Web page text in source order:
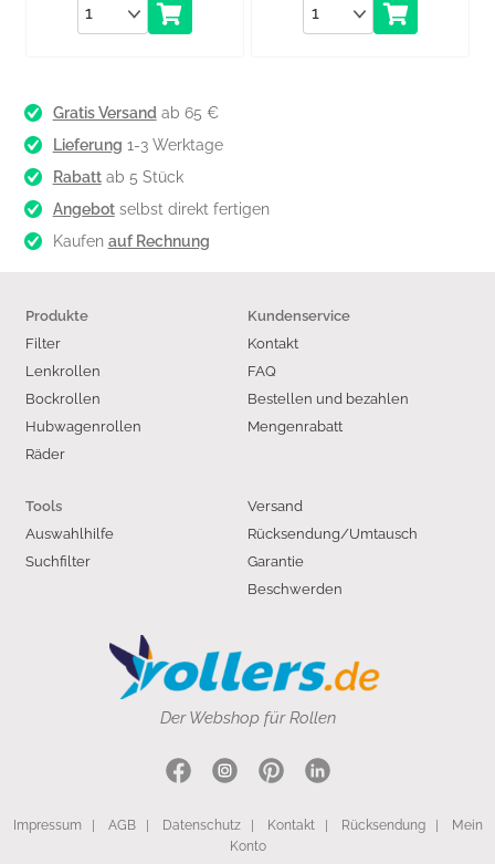
Anzahl Anzahl
Gratis Versand ab 65 €
Lieferung 1-3 Werktage
Rabattab 5 Stück
Angebotselbst direkt fertigen
Kaufen auf Rechnung
Produkte
Filter
Lenkrollen
Bockrollen
Hubwagenrollen
Räder
Kundenservice
Kontakt
FAQ
Bestellen und bezahlen
Mengenrabatt
Versand
Rücksendung/Umtausch
Garantie
Beschwerden
Tools
Auswahlhilfe
Suchfilter
Der Webshop für Rollen
Impressum| AGB| Datenschutz| Kontakt| Rücksendung|
Mein
Konto